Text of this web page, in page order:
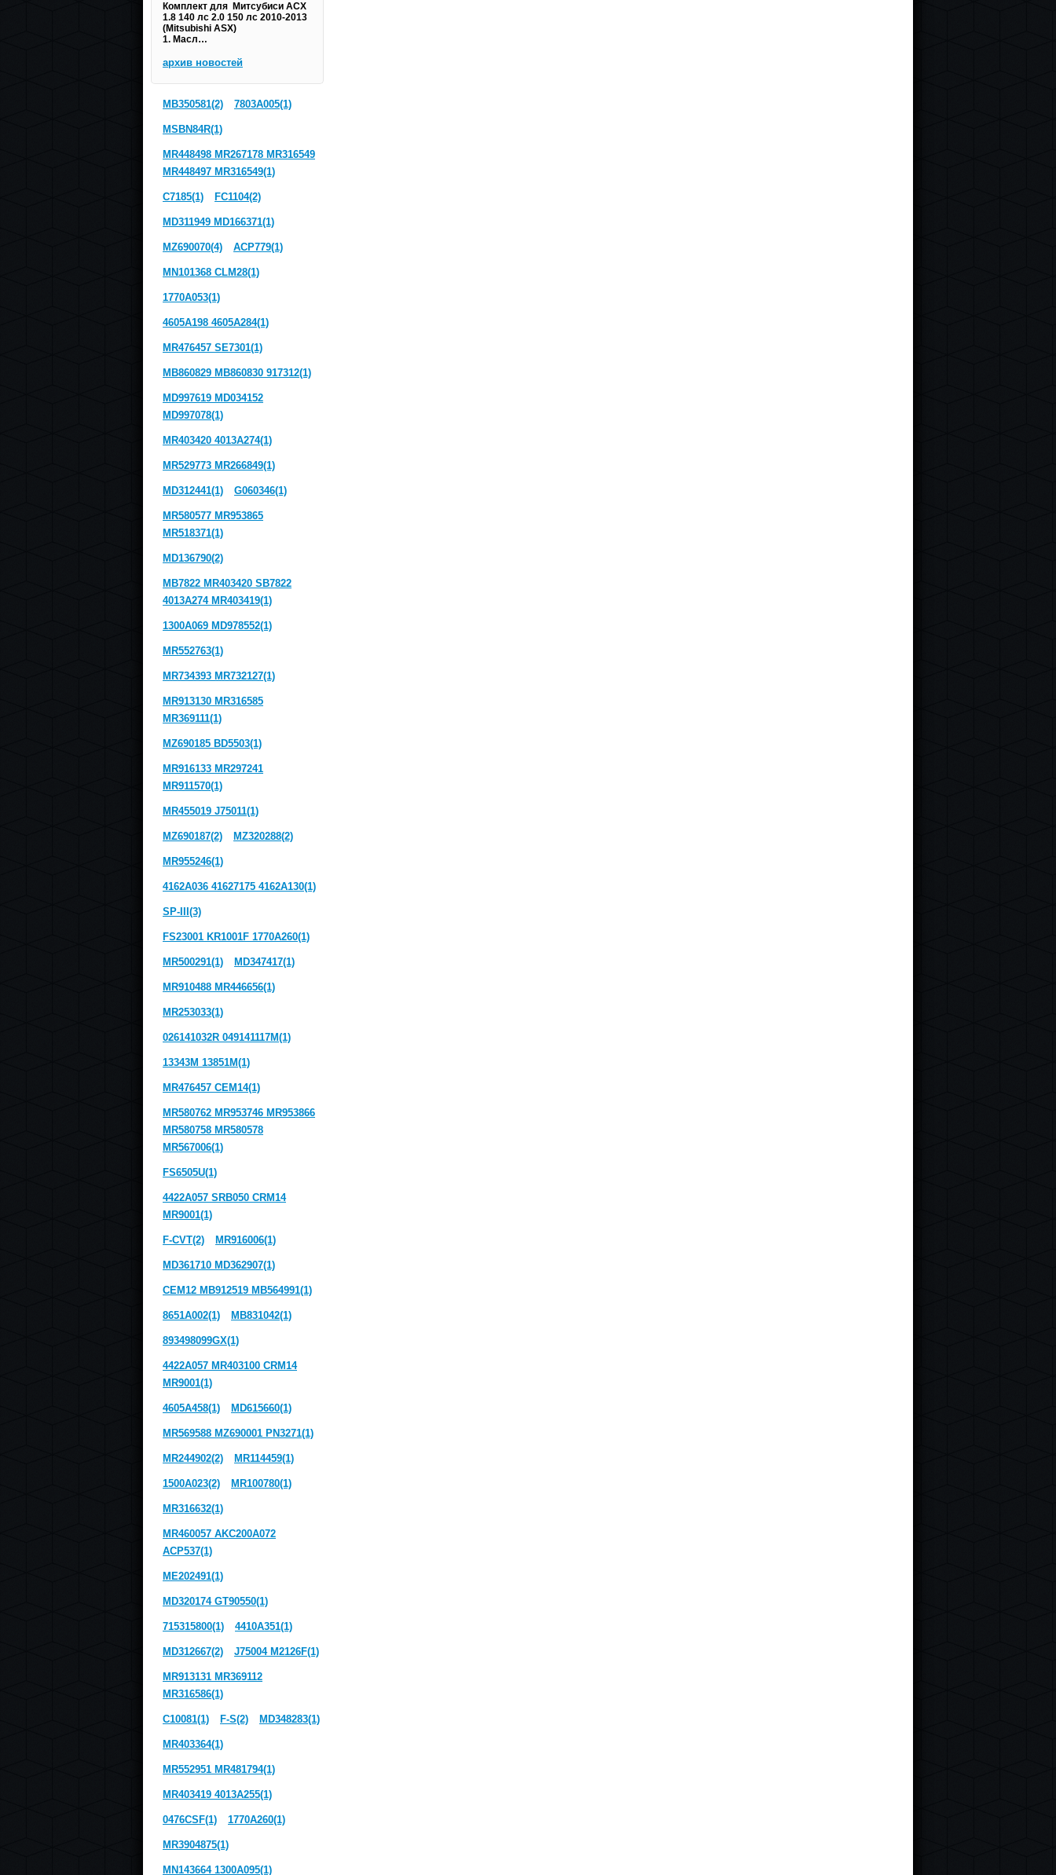
Комплект для Митсубиси АСХ
1.8 140 лс 2.0 150 лс 2010-2013
(Mitsubishi ASX)
1. Масл…
архив новостей
MB350581(2) 7803A005(1)
MSBN84R(1)
MR448498 MR267178 MR316549
MR448497 MR316549(1)
C7185(1) FC1104(2)
MD311949 MD166371(1)
MZ690070(4) ACP779(1)
MN101368 CLM28(1)
1770A053(1)
4605A198 4605A284(1)
MR476457 SE7301(1)
MB860829 MB860830 917312(1)
MD997619 MD034152
MD997078(1)
MR403420 4013A274(1)
MR529773 MR266849(1)
MD312441(1) G060346(1)
MR580577 MR953865
MR518371(1)
MD136790(2)
MB7822 MR403420 SB7822
4013A274 MR403419(1)
1300A069 MD978552(1)
MR552763(1)
MR734393 MR732127(1)
MR913130 MR316585
MR369111(1)
MZ690185 BD5503(1)
MR916133 MR297241
MR911570(1)
MR455019 J75011(1)
MZ690187(2) MZ320288(2)
MR955246(1)
4162A036 41627175 4162A130(1)
SP-III(3)
FS23001 KR1001F 1770A260(1)
MR500291(1) MD347417(1)
MR910488 MR446656(1)
MR253033(1)
026141032R 049141117M(1)
13343M 13851M(1)
MR476457 CEM14(1)
MR580762 MR953746 MR953866
MR580758 MR580578
MR567006(1)
FS6505U(1)
4422A057 SRB050 CRM14
MR9001(1)
F-CVT(2) MR916006(1)
MD361710 MD362907(1)
CEM12 MB912519 MB564991(1)
8651A002(1) MB831042(1)
893498099GX(1)
4422A057 MR403100 CRM14
MR9001(1)
4605A458(1) MD615660(1)
MR569588 MZ690001 PN3271(1)
MR244902(2) MR114459(1)
1500A023(2) MR100780(1)
MR316632(1)
MR460057 AKC200A072
ACP537(1)
ME202491(1)
MD320174 GT90550(1)
715315800(1) 4410A351(1)
MD312667(2) J75004 M2126F(1)
MR913131 MR369112
MR316586(1)
C10081(1) F-S(2) MD348283(1)
MR403364(1)
MR552951 MR481794(1)
MR403419 4013A255(1)
0476CSF(1) 1770A260(1)
MR3904875(1)
MN143664 1300A095(1)